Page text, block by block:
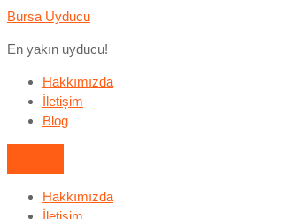
Bursa Uyducu
En yakın uyducu!
Hakkımızda
İletişim
Blog
Hakkımızda
İletişim